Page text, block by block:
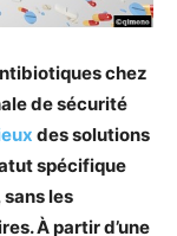
chez
de sécurité
des solutions
spécifique
les
À partir d’une